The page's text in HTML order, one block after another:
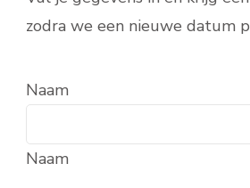
zodra we een nieuwe datum
Naam
Naam